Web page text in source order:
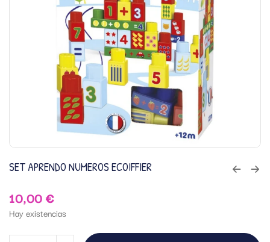
SET APRENDO NUMEROS ECOIFFIER
10,00€
Hay existencias